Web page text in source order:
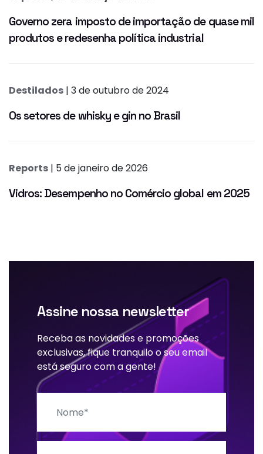
Governo zera imposto de importação de quase mil
produtos e redesenha política industrial
Destilados | 3 de outubro de 2024
Os setores de whisky e gin no Brasil
Reports | 5 de janeiro de 2026
Vidros: Desempenho no Comércio global em 2025
Assine nossa newsletter
Receba as novidades e promoções
exclusivas, fique tranquilo o seu email
está seguro com a gente!